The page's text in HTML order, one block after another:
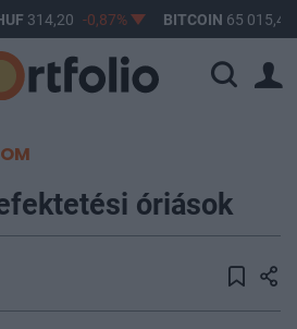
314,20 -0,87% BITCOIN 65 015,41
óriások